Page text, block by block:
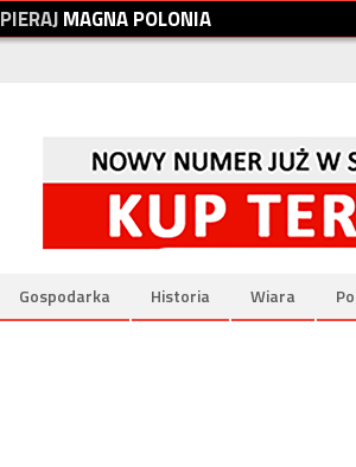
PIERAJMAGNAPOLONIA
Gospodarka Historia Wiara